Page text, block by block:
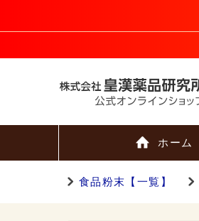
ホーム
食品粉末【一覧】